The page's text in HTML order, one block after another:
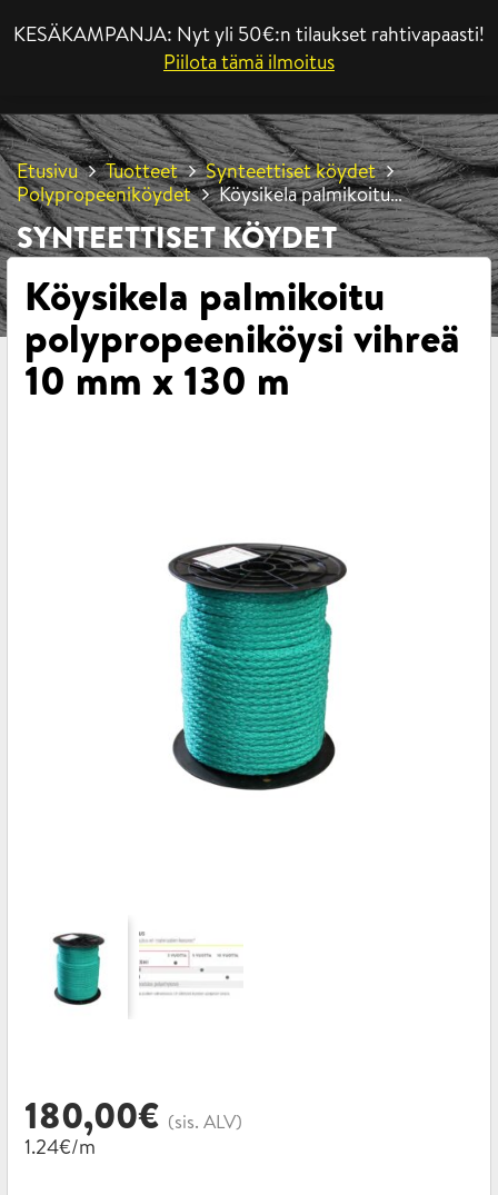
KESÄKAMPANJA: Nyt yli 50€:n tilaukset rahtivapaasti!
Piilota tämä ilmoitus
Etusivu Tuotteet
Synteettiset köydet
Polypropeeniköydet
Köysikela palmikoitu
polypropeeniköysi vihreä 10 mm x 130 m
SYNTEETTISET KÖYDET
Köysikela palmikoitu
polypropeeniköysi vihreä
10 mm x 130 m
180,00€ (sis. ALV)
1.24€/m